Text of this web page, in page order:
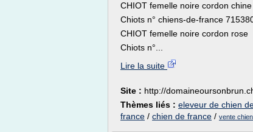
CHIOT femelle noire cordon chine
Chiots n° chiens-de-france
CHIOT femelle noire cordon rose
Chiots n°...
Lire la suite
Site : http://
Thèmes liés : eleveur de chien
france / chien de france / vente